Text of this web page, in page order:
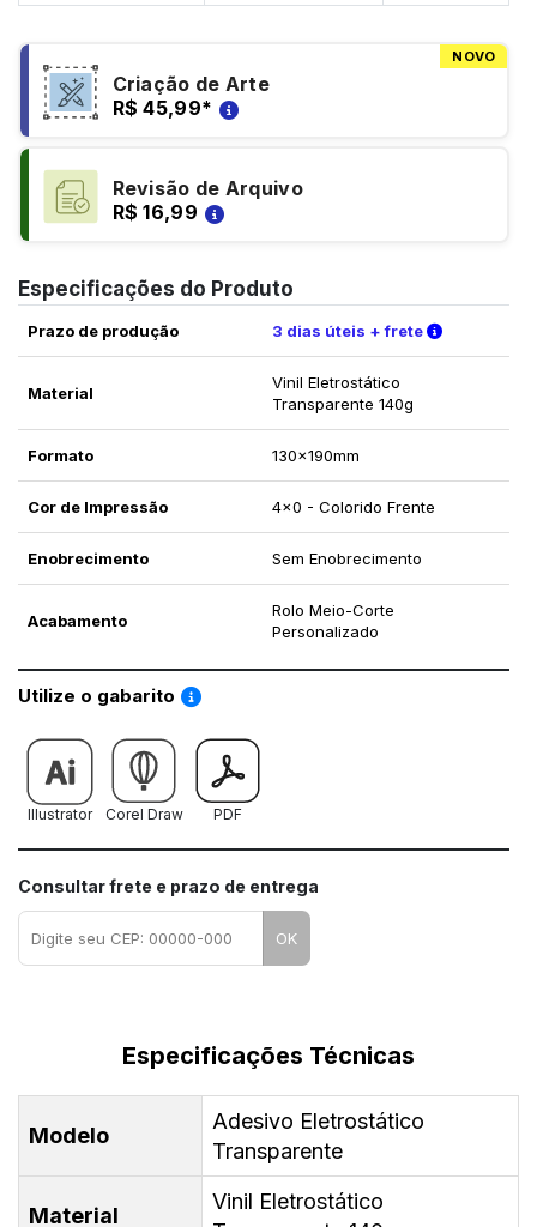
NOVO
Criação de Arte
R$ 45,99*
Revisão de Arquivo
R$ 16,99
Especificações do Produto
Prazo de produção 3 dias úteis + frete Verifique
Material
Vinil Eletrostático
Transparente 140g
Formato 130x190mm
Cor de Impressão 4x0 - Colorido Frente
Enobrecimento Sem Enobrecimento
Acabamento
Rolo Meio-Corte
Personalizado
Utilize o gabarito Saiba como utilizar os nossos gabaritos
Illustrator Corel Draw PDF
Consultar frete e prazo de entrega
OK
Especificações Técnicas
Modelo
Adesivo Eletrostático
Transparente
Material
Vinil Eletrostático